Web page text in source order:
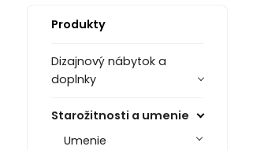
Produkty
Dizajnový nábytok a
doplnky
Starožitnosti a umenie
Umenie